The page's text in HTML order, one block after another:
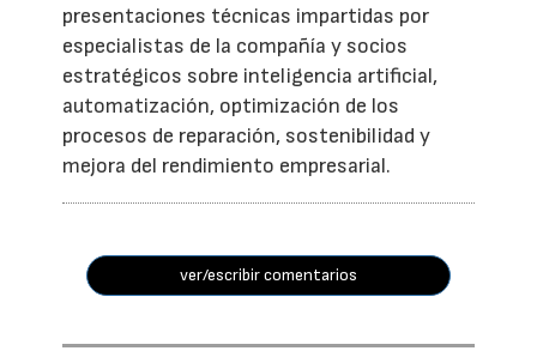
presentaciones técnicas impartidas por
especialistas de la compañía y socios
estratégicos sobre inteligencia artificial,
automatización, optimización de los
procesos de reparación, sostenibilidad y
mejora del rendimiento empresarial.
ver/escribir comentarios